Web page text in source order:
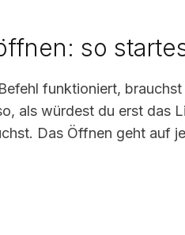
so
funktioniert,
als würdest du erst das
Das Öffnen geht auf